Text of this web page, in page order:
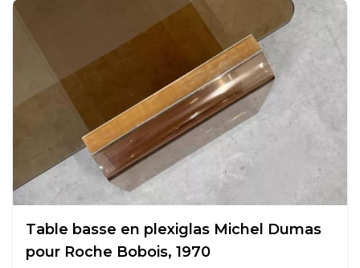
Table basse en plexiglas Michel Dumas
pour Roche Bobois, 1970